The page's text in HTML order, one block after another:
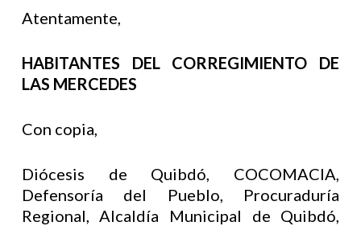
Atentamente,
HABITANTES DEL CORREGIMIENTO DE
LAS MERCEDES
Con copia,
Diócesis de Quibdó, COCOMACIA,
Defensoría del Pueblo, Procuraduría
Regional, Alcaldía Municipal de Quibdó,